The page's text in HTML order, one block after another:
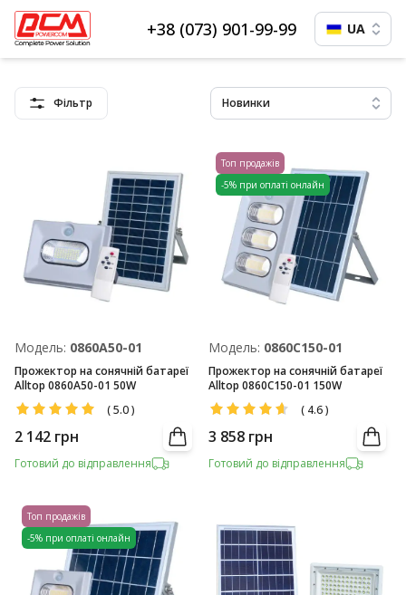
+38 (073) 901-99-99 UA
Фільтр Новинки
Модель: 0860A50-01
Прожектор на сонячній батареї
Alltop 0860A50-01 50W
(5.0)
2 142 грн
Готовий до відправлення
Топ продажів
-5% при оплаті онлайн
Модель: 0860C150-01
Прожектор на сонячній батареї
Alltop 0860C150-01 150W
( 4.6)
3 858 грн
Готовий до відправлення
Топ продажів
-5% при оплаті онлайн